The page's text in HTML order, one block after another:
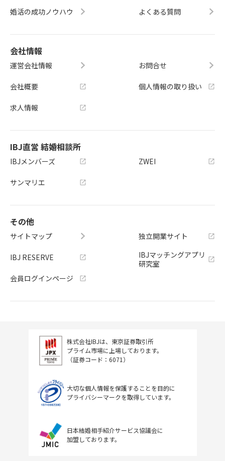
婚活の成功ノウハウ よくある質問
会社情報
運営会社情報
会社概要
求人情報
お問合せ
個人情報の取り扱い
IBJ直営 結婚相談所
IBJメンバーズ
サンマリエ
ZWEI
その他
サイトマップ
IBJ RESERVE
会員ログインページ
独立開業サイト
IBJマッチングアプリ
研究室
株式会社IBJは、東京証券取引所
プライム市場に上場しております。
（証券コード：6071）
大切な個人情報を保護することを目的に
プライバシーマークを取得しています。
日本結婚相手紹介サービス協議会に
加盟しております。